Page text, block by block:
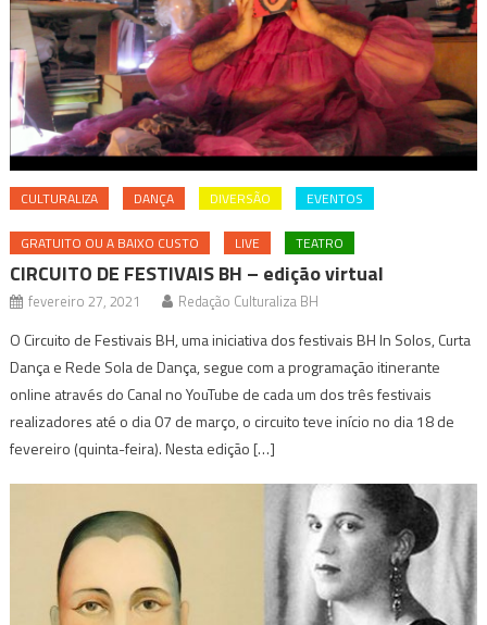
CULTURALIZA DANÇA DIVERSÃO EVENTOS
GRATUITO OU A BAIXO CUSTO LIVE TEATRO
CIRCUITO DE FESTIVAIS BH – edição virtual
fevereiro 27, 2021 Redação Culturaliza BH
O Circuito de Festivais BH, uma iniciativa dos festivais BH In Solos, Curta
Dança e Rede Sola de Dança, segue com a programação itinerante
online através do Canal no YouTube de cada um dos três festivais
realizadores até o dia 07 de março, o circuito teve início no dia 18 de
fevereiro (quinta-feira). Nesta edição […]